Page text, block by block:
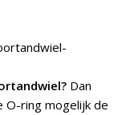
Dan
O-ring mogelijk de